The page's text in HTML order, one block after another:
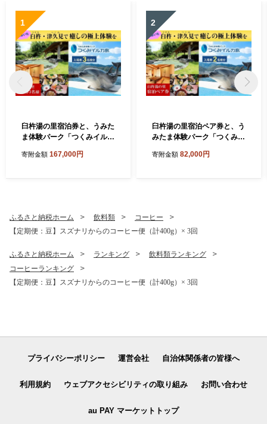
1
臼杵湯の里宿泊券と、うみた
ま体験パーク「つくみイルカ
ット 入場券 利用券 宿泊券 体
寄附金額 167,000円
2
臼杵湯の里宿泊ペア券と、う
みたま体験パーク「つくみイ
チケット ペア入場券 利用券
寄附金額 82,000円
ふるさと納税ホーム 飲料類
コーヒー
【定期便：豆】スズナリからのコーヒー便（計400g）× 3回
ふるさと納税ホーム ランキング
飲料類ランキング
コーヒーランキング
【定期便：豆】スズナリからのコーヒー便（計400g）× 3回
プライバシーポリシー 運営会社 自治体関係者の皆様へ
利用規約 ウェブアクセシビリティの取り組み お問い合わせ
au PAY マーケットトップ